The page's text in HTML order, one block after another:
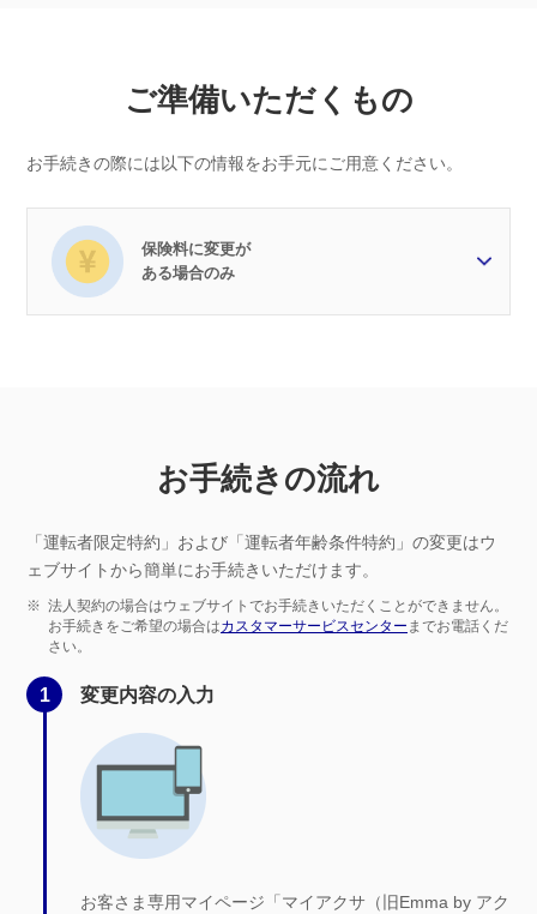
ご準備いただくもの
お手続きの際には以下の情報をお手元にご用意ください。
保険料に変更が
ある場合のみ
お手続きの流れ
「運転者限定特約」および「運転者年齢条件特約」の変更はウ
ェブサイトから簡単にお手続きいただけます。
※ 法人契約の場合はウェブサイトでお手続きいただくことができません。
お手続きをご希望の場合はカスタマーサービスセンター までお電話くだ
さい。
1 変更内容の入力
お客さま専用マイページ「マイアクサ（旧Emma by アク